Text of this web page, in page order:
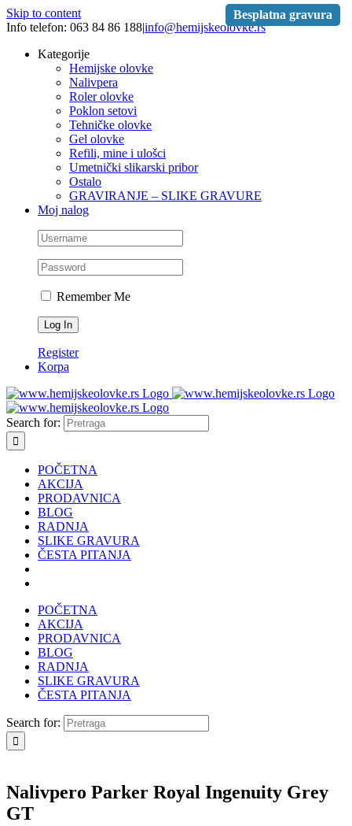
Skip to content
Info telefon: 063 84 86 188|info@hemijskeolovke.rs
Kategorije
Hemijske olovke
Nalivpera
Roler olovke
Poklon setovi
Tehničke olovke
Gel olovke
Refili, mine i ulošci
Umetnički slikarski pribor
Ostalo
GRAVIRANJE – SLIKE GRAVURE
Moj nalog
Remember Me
Register
Korpa
Search for:
POČETNA
AKCIJA
PRODAVNICA
BLOG
RADNJA
SLIKE GRAVURA
ČESTA PITANJA
POČETNA
AKCIJA
PRODAVNICA
BLOG
RADNJA
SLIKE GRAVURA
ČESTA PITANJA
Search for:
Nalivpero Parker Royal Ingenuity Grey
GT
Besplatna gravura